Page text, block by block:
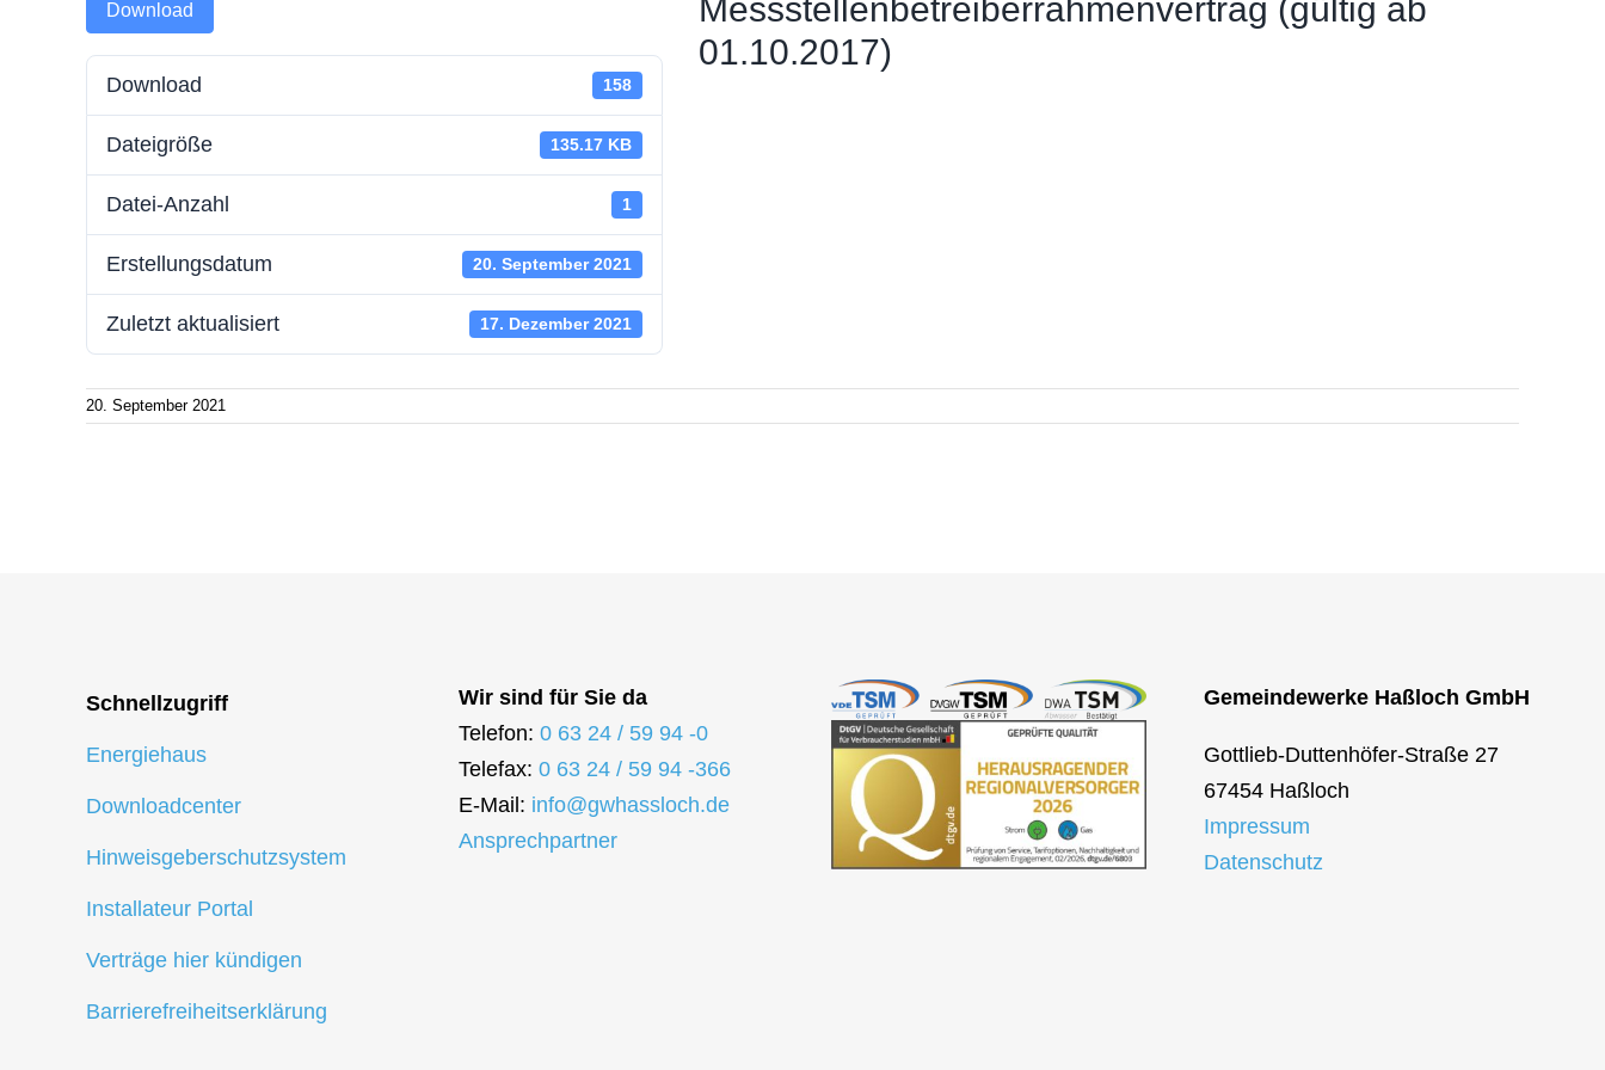
Batteriespeicherstrom
Wallboxstrom
Strom sparen
Zählerwechsel-Service
Standrohr mieten
Aktuelle News
Download
Download 158
Dateigröße 135.17 KB
Datei-Anzahl 1
Erstellungsdatum 20. September 2021
Zuletzt aktualisiert 17. Dezember 2021
Messstellenbetreiberrahmenvertrag (gültig ab
01.10.2017)
20. September 2021
Schnellzugriff
Energiehaus
Downloadcenter
Hinweisgeberschutzsystem
Installateur Portal
Verträge hier kündigen
Barrierefreiheitserklärung
Wir sind für Sie da
Telefon: 0 63 24 / 59 94 -0
Telefax: 0 63 24 / 59 94 -366
E-Mail: info@gwhassloch.de
Ansprechpartner
Gemeindewerke Haßloch GmbH
Gottlieb-Duttenhöfer-Straße 27
67454 Haßloch
Impressum
Datenschutz